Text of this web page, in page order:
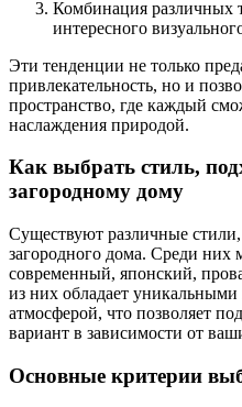
Комбинация различных
интересного
Эти тенденции не только
привлекательность, но и
пространство, где каждый
наслаждения природой.
Как выбрать стиль,
загородному дому
Существуют различные
загородного дома. Среди них
современный, японский,
из них обладает уникальными
атмосферой, что позволяет
вариант в зависимости от
Основные критерии